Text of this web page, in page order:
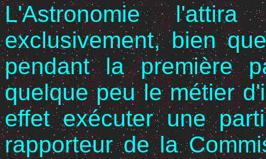
L'Astronomie l'attira
exclusivement, bien
pendant la première
quelque peu le métier
effet exécuter une
rapporteur de la